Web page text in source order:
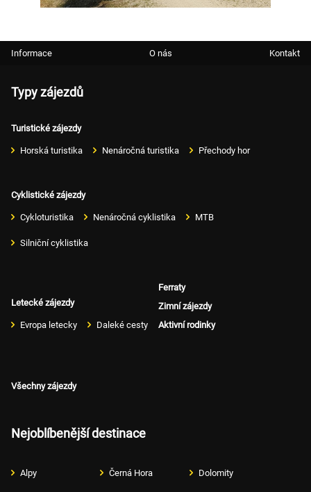
Informace O nás Kontakt
Typy zájezdů
Turistické zájezdy
Horská turistika Nenáročná turistika Přechody hor
Cyklistické zájezdy
Cykloturistika Nenáročná cyklistika MTB
Silniční cyklistika
Letecké zájezdy
Evropa letecky Daleké cesty
Ferraty
Zimní zájezdy
Aktivní rodinky
Všechny zájezdy
Nejoblíbenější destinace
Alpy Černá Hora Dolomity